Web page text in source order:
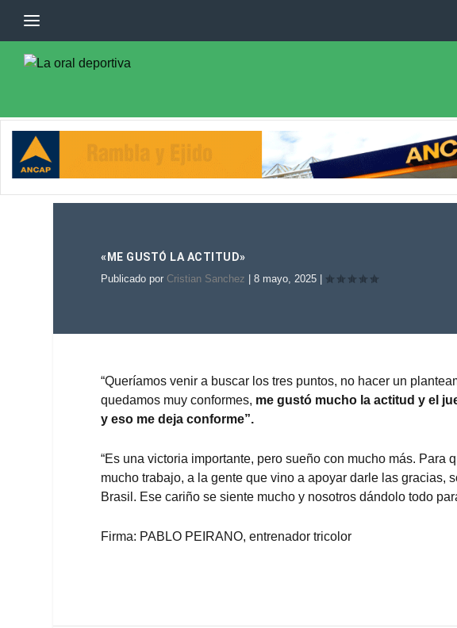
«ME GUSTÓ LA ACTITUD»
Publicado por Cristian Sanchez |8 mayo, 2025
“Queríamos venir a buscar los tres puntos, no hacer un
quedamos muy conformes, me gustó mucho la actitud y el
y eso me deja conforme”.
“Es una victoria importante, pero sueño con mucho más. Para
mucho trabajo, a la gente que vino a apoyar darle las gracias,
Brasil. Ese cariño se siente mucho y nosotros dándolo todo
Firma: PABLO PEIRANO, entrenador tricolor